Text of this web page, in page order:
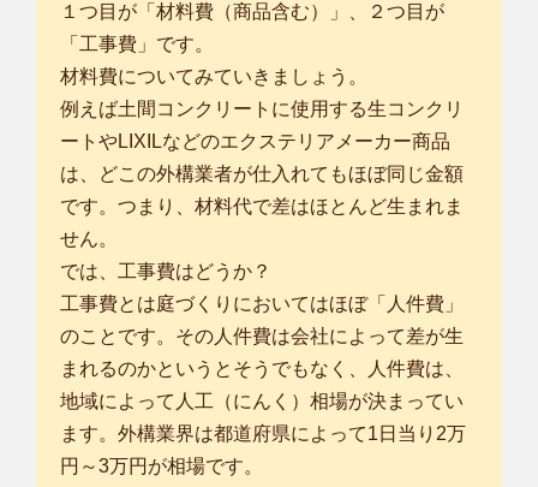
１つ目が「材料費（商品含む）」、２つ目が
「工事費」です。
材料費についてみていきましょう。
例えば土間コンクリートに使用する生コンクリ
ートやLIXILなどのエクステリアメーカー商品
は、どこの外構業者が仕入れてもほぼ同じ金額
です。つまり、材料代で差はほとんど生まれま
せん。
では、工事費はどうか？
工事費とは庭づくりにおいてはほぼ「人件費」
のことです。その人件費は会社によって差が生
まれるのかというとそうでもなく、人件費は、
地域によって人工（にんく）相場が決まってい
ます。外構業界は都道府県によって1日当り2万
円～3万円が相場です。